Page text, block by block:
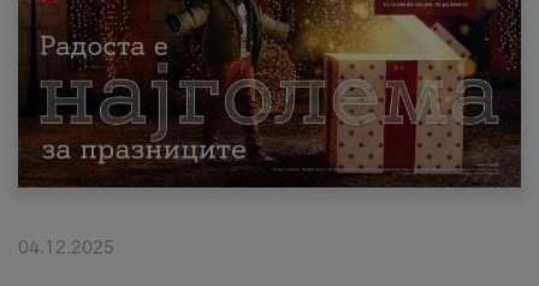
МК EN SQ
Приватни Деловни
Поддршка
Надополни кредит
04.12.2025